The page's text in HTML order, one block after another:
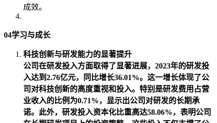
成效。
04学习与成长
科技创新与研发能力的显著提升
公司在研发投入方面取得了显著进展，2023年的研发投
入达到2.76亿元，同比增长36.01%。这一增长体现了公
司对科技创新的高度重视和投入。特别是研发费用占营
业收入的比例为0.71%，显示出公司对研发的长期承
诺。此外，研发投入资本化比重高达58.06%，表明公司